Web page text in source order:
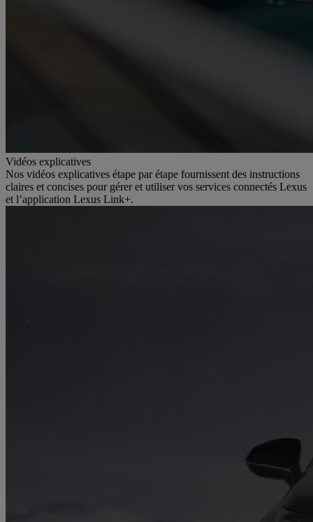
Vidéos explicatives
Nos vidéos explicatives étape par étape fournissent des instructions
claires et concises pour gérer et utiliser vos services connectés Lexus
et l’application Lexus Link+.